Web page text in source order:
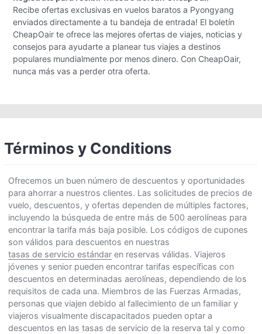
Recibe ofertas exclusivas en vuelos baratos a Pyongyang
enviados directamente a tu bandeja de entrada! El boletín
CheapOair te ofrece las mejores ofertas de viajes, noticias y
consejos para ayudarte a planear tus viajes a destinos
populares mundialmente por menos dinero. Con CheapOair,
nunca más vas a perder otra oferta.
Términos y Conditions
Ofrecemos un buen número de descuentos y oportunidades
para ahorrar a nuestros clientes. Las solicitudes de precios de
vuelo, descuentos, y ofertas dependen de múltiples factores,
incluyendo la búsqueda de entre más de 500 aerolíneas para
encontrar la tarifa más baja posible. Los códigos de cupones
son válidos para descuentos en nuestras
tasas de servicio estándar en reservas válidas. Viajeros
jóvenes y senior pueden encontrar tarifas específicas con
descuentos en determinadas aerolíneas, dependiendo de los
requisitos de cada una. Miembros de las Fuerzas Armadas,
personas que viajen debido al fallecimiento de un familiar y
viajeros visualmente discapacitados pueden optar a
descuentos en las tasas de servicio de la reserva tal y como